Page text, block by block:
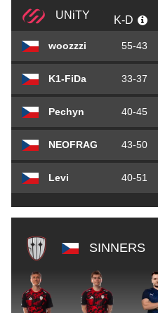
UNiTY K-D
woozzzi 55-43
K1-FiDa 33-37
Pechyn 40-45
NEOFRAG 43-50
Levi 40-51
SINNERS